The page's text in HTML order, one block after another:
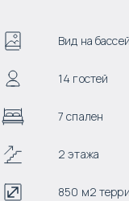
Вид на
14 гостей
7 спален
2 этажа
850 м2